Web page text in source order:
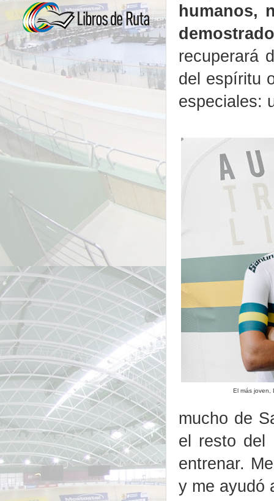
humanos,
recuperará
del espíritu
especiales:
El más joven,
mucho de
el resto del
entrenar.
y me ayudó